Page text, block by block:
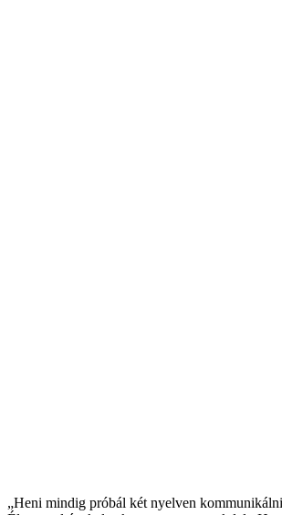
„Heni mindig próbál két nyelven